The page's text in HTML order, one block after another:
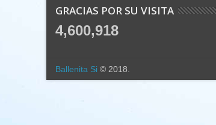
GRACIAS POR SU VISITA
4,600,918
Ballenita Si © 2018.